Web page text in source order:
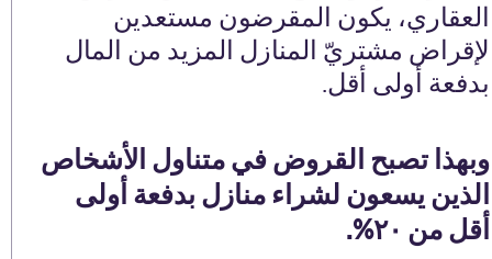
العقاري، يكون المقرضون مستعدين
لإقراض مشتريّ المنازل المزيد من المال
بدفعة أولى أقل.
وبهذا تصبح القروض في متناول الأشخاص
الذين يسعون لشراء منازل بدفعة أولى
أقل من ۲۰%.